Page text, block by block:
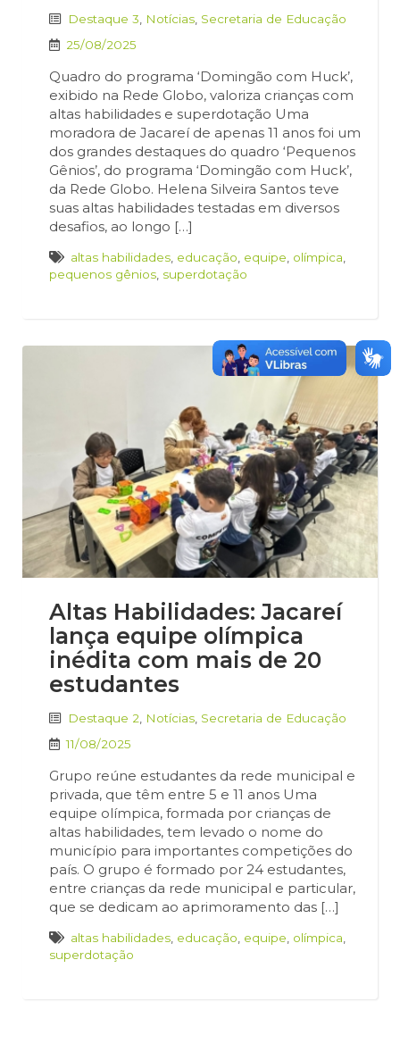
Destaque 3 Notícias Secretaria de Educação
25/08/2025
Quadro do programa ‘Domingão com Huck’,
exibido na Rede Globo, valoriza crianças com
altas habilidades e superdotação Uma
moradora de Jacareí de apenas 11 anos foi um
dos grandes destaques do quadro ‘Pequenos
Gênios’, do programa ‘Domingão com Huck’,
da Rede Globo. Helena Silveira Santos teve
suas altas habilidades testadas em diversos
desafios, ao longo […]
altas habilidades educação equipe olímpica
pequenos gênios superdotação
Altas Habilidades: Jacareí
lança equipe olímpica
inédita com mais de 20
estudantes
Destaque 2 Notícias Secretaria de Educação
11/08/2025
Grupo reúne estudantes da rede municipal e
privada, que têm entre 5 e 11 anos Uma
equipe olímpica, formada por crianças de
altas habilidades, tem levado o nome do
município para importantes competições do
país. O grupo é formado por 24 estudantes,
entre crianças da rede municipal e particular,
que se dedicam ao aprimoramento das […]
altas habilidades educação equipe olímpica
superdotação